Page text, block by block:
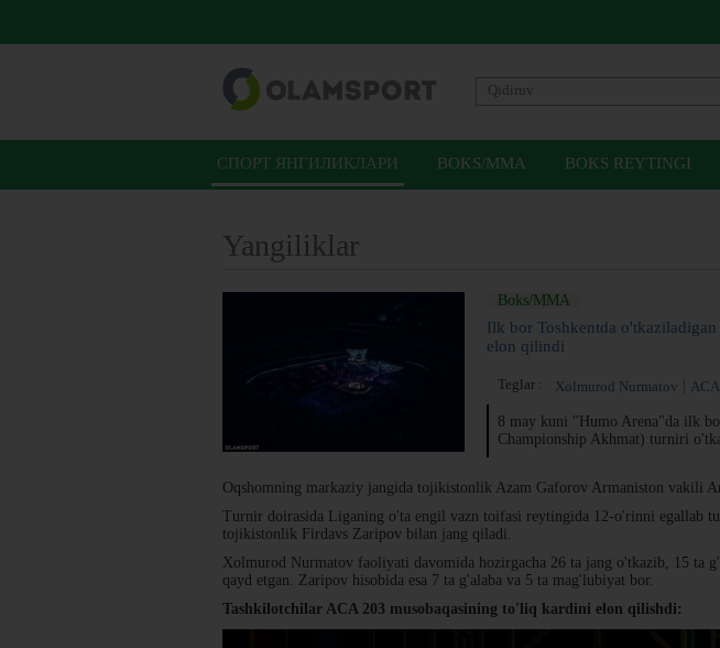
СПОРТ ЯНГИЛИКЛАРИ BOKS/MMA BOKS REYTINGI
Yangiliklar
Boks/MMA
Ilk bor Toshkentda
elon qilindi
Teglar : Xolmurod Nurmatov
8 may kuni "Humo Arena"da ilk
Championship Akhmat) turniri
Oqshomning markaziy jangida tojikistonlik Azam Gaforov Armaniston vakili
Turnir doirasida Liganing o'ta engil vazn toifasi reytingida 12-o'rinni egallab
tojikistonlik Firdavs Zaripov bilan jang qiladi.
Xolmurod Nurmatov faoliyati davomida hozirgacha 26 ta jang o'tkazib, 15 ta
qayd etgan. Zaripov hisobida esa 7 ta g'alaba va 5 ta mag'lubiyat bor.
Tashkilotchilar ACA 203 musobaqasining to'liq kardini elon qilishdi: